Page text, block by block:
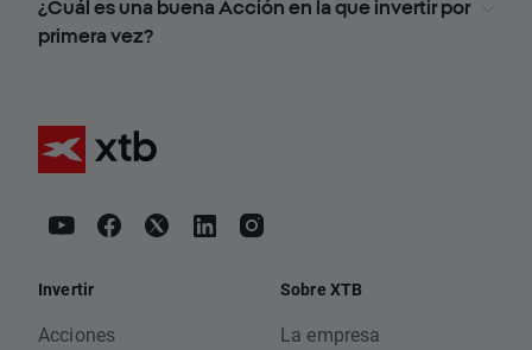
¿Cuál es una buena Acción en la que invertir por
primera vez?
Invertir
Acciones
Sobre XTB
La empresa